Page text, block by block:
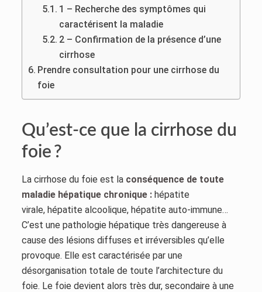
1 – Recherche des symptômes qui
caractérisent la maladie
2 – Confirmation de la présence d’une
cirrhose
Prendre consultation pour une cirrhose du
foie
Qu’est-ce que la cirrhose du
foie ?
La cirrhose du foie est la conséquence de toute
maladie hépatique chronique : hépatite
virale, hépatite alcoolique, hépatite auto-immune…
C’est une pathologie hépatique très dangereuse à
cause des lésions diffuses et irréversibles qu’elle
provoque. Elle est caractérisée par une
désorganisation totale de toute l’architecture du
foie. Le foie devient alors très dur, secondaire à une